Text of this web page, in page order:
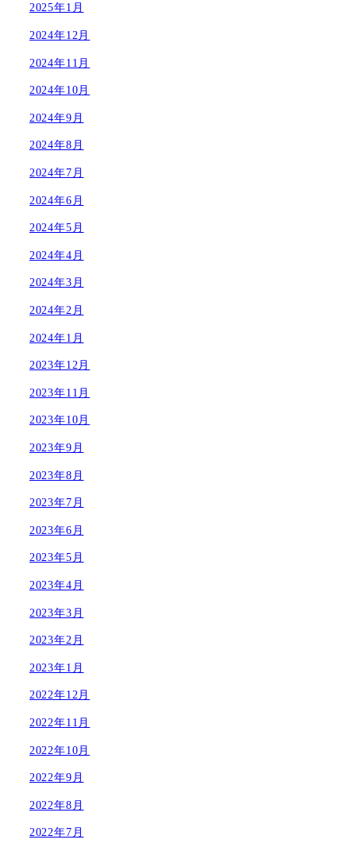
2025年1月
2024年12月
2024年11月
2024年10月
2024年9月
2024年8月
2024年7月
2024年6月
2024年5月
2024年4月
2024年3月
2024年2月
2024年1月
2023年12月
2023年11月
2023年10月
2023年9月
2023年8月
2023年7月
2023年6月
2023年5月
2023年4月
2023年3月
2023年2月
2023年1月
2022年12月
2022年11月
2022年10月
2022年9月
2022年8月
2022年7月